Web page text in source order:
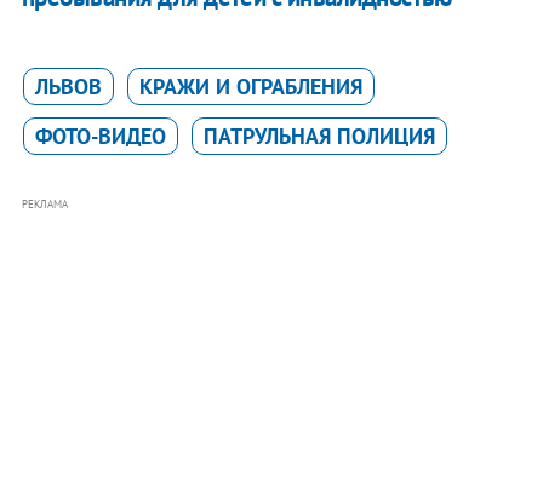
ЛЬВОВ
КРАЖИ И ОГРАБЛЕНИЯ
ФОТО-ВИДЕО
ПАТРУЛЬНАЯ ПОЛИЦИЯ
РЕКЛАМА